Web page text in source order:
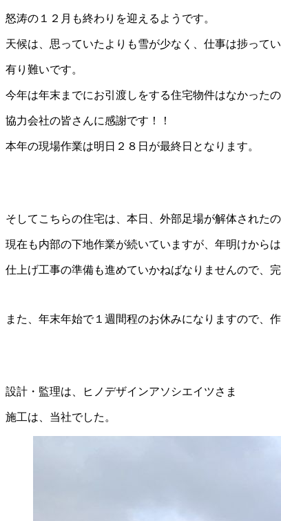
怒涛の１２月も終わりを迎えるようです。
天候は、思っていたよりも雪が少なく、仕事は捗ってい
有り難いです。
今年は年末までにお引渡しをする住宅物件はなかった
協力会社の皆さんに感謝です！！
本年の現場作業は明日２８日が最終日となります。
そしてこちらの住宅は、本日、外部足場が解体された
現在も内部の下地作業が続いていますが、年明けから
仕上げ工事の準備も進めていかねばなりませんので、
また、年末年始で１週間程のお休みになりますので、
設計・監理は、ヒノデザインアソシエイツさま
施工は、当社でした。